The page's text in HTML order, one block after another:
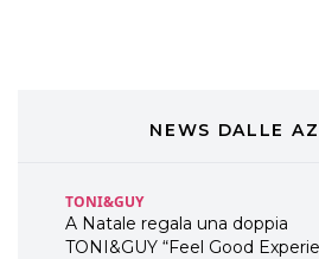
NEWS DALLE
Cotril alla Festa del Cinema di
TONI&GUY
A Natale regala una doppia
TONI&GUY “Feel Good